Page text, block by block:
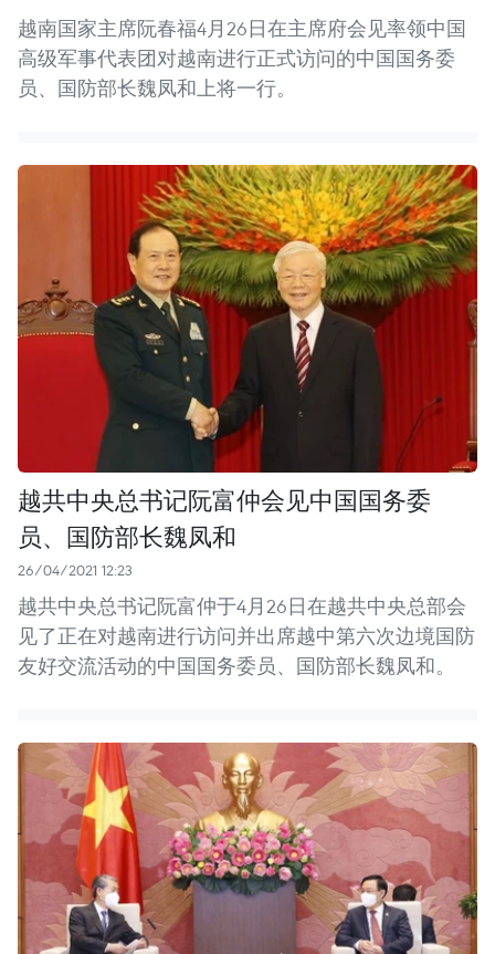
越南国家主席阮春福4月26日在主席府会见率领中国
高级军事代表团对越南进行正式访问的中国国务委
员、国防部长魏凤和上将一行。
越共中央总书记阮富仲会见中国国务委
员、国防部长魏凤和
26/04/2021 12:23
越共中央总书记阮富仲于4月26日在越共中央总部会
见了正在对越南进行访问并出席越中第六次边境国防
友好交流活动的中国国务委员、国防部长魏凤和。